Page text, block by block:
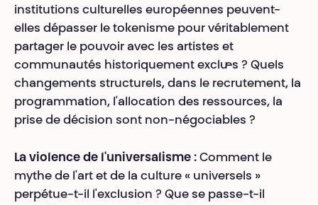
institutions culturelles européennes peuvent-
elles dépasser le tokenisme pour véritablement
partager le pouvoir avec les artistes et
communautés historiquement exclu·es ? Quels
changements structurels, dans le recrutement, la
programmation, l'allocation des ressources, la
prise de décision sont non-négociables ?
La violence de l'universalisme : Comment le
mythe de l'art et de la culture « universels »
perpétue-t-il l'exclusion ? Que se passe-t-il